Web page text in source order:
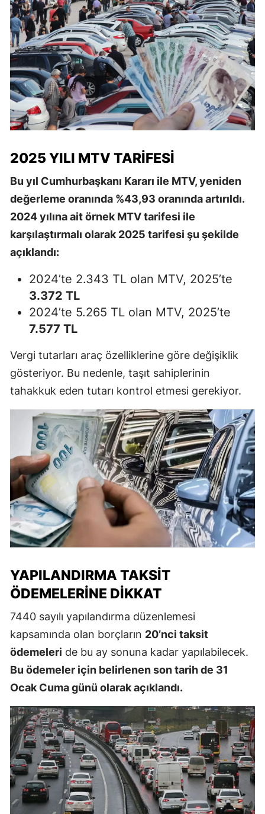
2025 YILI MTV TARIFESI
Bu yıl Cumhurbaşkanı Kararı ile MTV, yeniden
değerleme oranında %43,93 oranında artırıldı.
2024 yılına ait örnek MTV tarifesi ile
karşılaştırmalı olarak 2025 tarifesi şu şekilde
açıklandı:
2024’te 2.343 TL olan MTV, 2025’te
3.372 TL
2024’te 5.265 TL olan MTV, 2025’te
7.577 TL
Vergi tutarları araç özelliklerine göre değişiklik
gösteriyor. Bu nedenle, taşıt sahiplerinin
tahakkuk eden tutarı kontrol etmesi gerekiyor.
YAPILANDIRMA TAKSIT
ÖDEMELERINE DIKKAT
7440 sayılı yapılandırma düzenlemesi
kapsamında olan borçların 20’nci taksit
ödemeleri de bu ay sonuna kadar yapılabilecek.
Bu ödemeler için belirlenen son tarih de 31
Ocak Cuma günü olarak açıklandı.